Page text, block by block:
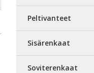
Peltivanteet
Sisärenkaat
Soviterenkaat